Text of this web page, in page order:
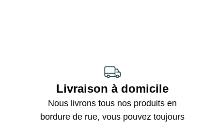
Livraison à domicile
Nous livrons tous nos produits en
bordure de rue, vous pouvez toujours